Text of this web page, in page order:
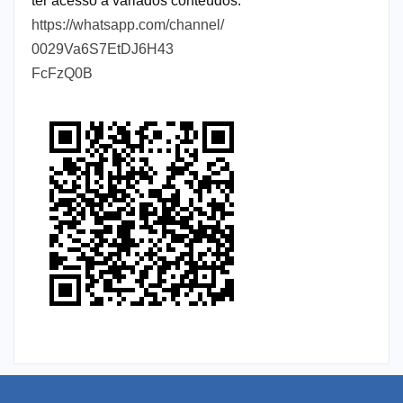
https://whatsapp.com/channel/
0029Va6S7EtDJ6H43
FcFzQ0B